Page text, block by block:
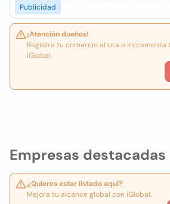
Empresas destacadas
¿Quieres estar listado aquí?
Mejora tu alcance global con iGlobal.
Publicidad
¡Atención dueños!
Registra tu comercio ahora e incrementa
iGlobal.